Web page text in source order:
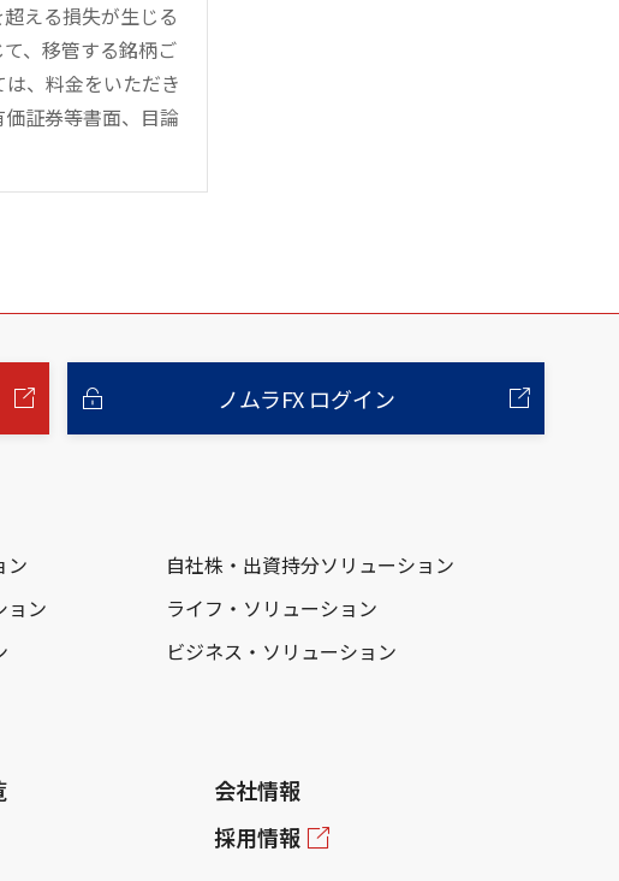
える損失が生じる
、移管する銘柄ご
、料金をいただき
証券等書面、目論
ノムラFX ログイン
ン
自社株・出資持分ソリューション
ョン
ライフ・ソリューション
ビジネス・ソリューション
会社情報
採用情報